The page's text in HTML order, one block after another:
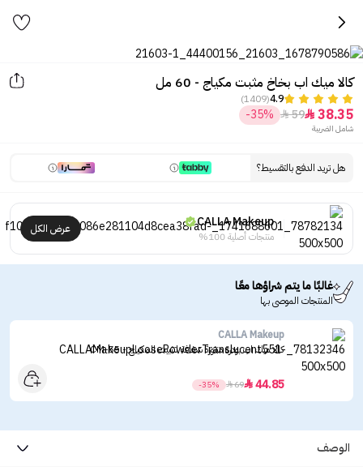
كالا ميك اب بخاخ مثبت مكياج - 60 مل
4.9
(1409)
38.35

59

-35%
شامل الضريبة
هل تريد الدفع بالتقسيط؟
CALLA Makeup
منتجات أصلية 100%
عرض الكل
غالبًا ما يتم شراؤها معًا
المنتجات الموصى بها
CALLA Makeup
كالا ميك اب بودرة منثورة شفافة لتثبيت المكياج - CM-55
44.85

69

-35%
الوصف